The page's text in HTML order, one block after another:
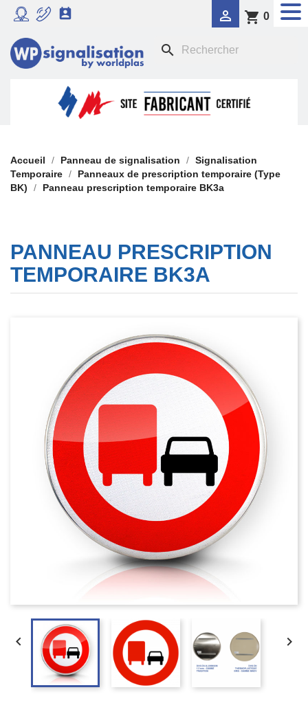
  shopping_cart 0
search
RADAR PÉDAGOGIQUE
SIGNALISATION DYNAMIQUE LUMINEUSE
FEU TRICOLORE COMPORTEMENTAL
PANNEAUX DE SIGNALISATION DE POLICE
SIGNALISATION TEMPORAIRE
 PANONCEAUX DE SIGNALISATION
Accueil Panneau de signalisation
Signalisation
Temporaire
Panneaux de prescription temporaire (Type
BK)
Panneau prescription temporaire BK3a
PANNEAU PRESCRIPTION
TEMPORAIRE BK3A
 